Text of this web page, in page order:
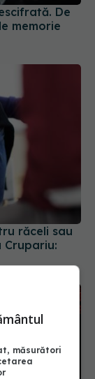
Crupariu:
măsurători